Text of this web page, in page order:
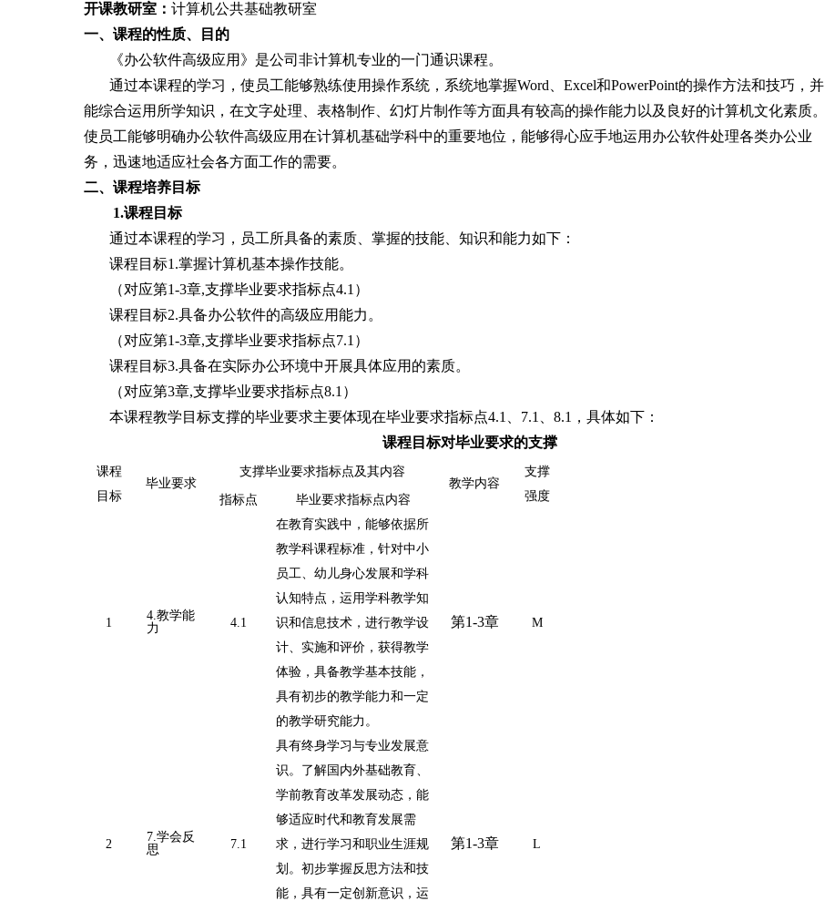
开课教研室： 计算机公共基础教研室
一、课程的性质、目的
《办公软件高级应用》是公司非计算机专业的一门通识课程。
通过本课程的学习，使员工能够熟练使用操作系统，系统地掌握Word、Excel和PowerPoint的操作方法和技巧，并
能综合运用所学知识，在文字处理、表格制作、幻灯片制作等方面具有较高的操作能力以及良好的计算机文化素质。
使员工能够明确办公软件高级应用在计算机基础学科中的重要地位，能够得心应手地运用办公软件处理各类办公业
务，迅速地适应社会各方面工作的需要。
二、 课程培养目标
1.课程 目标
通过本课程的学习，员工所具备的素质、掌握的技能、知识和能力如下：
课程目标1.掌握计算机基本操作技能。
（对应第1-3章,支撑毕业要求指标点4.1）
课程目标2.具备办公软件的高级应用能力。
（对应第1-3章,支撑毕业要求指标点7.1）
课程目标3.具备在实际办公环境中开展具体应用的素质。
（对应第3章,支撑毕业要求指标点8.1）
本课程教学 目标支撑的毕业要求主要体现在毕业要求指标点4.1、7.1、8.1，具体如下：
课程目标对毕业要求的支撑
课程
目标
毕业要求
支撑毕业要求指标点及其内容
教学内容
支撑
强度
指标点 毕业要求指标点内容
1
4.教学能
力
4.1
在教育实践中，能够依据所
教学科课程标准，针对中小
员工、幼儿身心发展和学科
认知特点，运用学科教学知
识和信息技术，进行教学设
计、实施和评价，获得教学
体验，具备教学基本技能，
具有初步的教学能力和一定
的教学研究能力。
第1-3章 M
2
7.学会反
思
7.1
具有终身学习与专业发展意
识。了解国内外基础教育、
学前教育改革发展动态，能
够适应时代和教育发展需
求，进行学习和职业生涯规
划。初步掌握反思方法和技
能，具有一定创新意识，运
第1-3章 L